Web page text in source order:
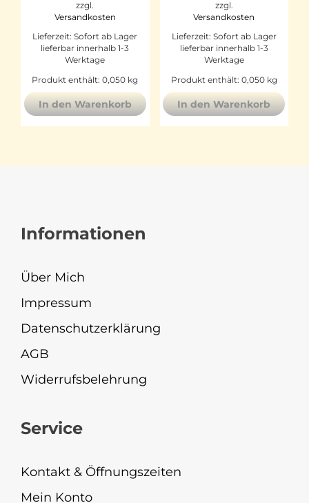
zzgl.
Versandkosten
Lieferzeit:Sofort ab Lager
lieferbar innerhalb 1-3
Werktage
Produkt enthält: 0,050 kg
In den Warenkorb
zzgl.
Versandkosten
Lieferzeit: Sofort ab Lager
lieferbar innerhalb 1-3
Werktage
Produkt enthält: 0,050 kg
In den Warenkorb
Informationen
Über Mich
Impressum
Datenschutzerklärung
AGB
Widerrufsbelehrung
Service
Kontakt & Öffnungszeiten
Mein Konto